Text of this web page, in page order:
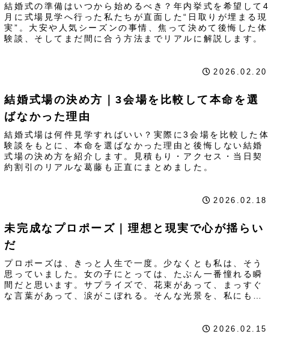
結婚式の準備はいつから始めるべき？年内挙式を希望して4
月に式場見学へ行った私たちが直面した“日取りが埋まる現
実”。大安や人気シーズンの事情、焦って決めて後悔した体
験談、そしてまだ間に合う方法までリアルに解説します。
2026.02.20
結婚式場の決め方｜3会場を比較して本命を選
ばなかった理由
結婚式場は何件見学すればいい？実際に3会場を比較した体
験談をもとに、本命を選ばなかった理由と後悔しない結婚
式場の決め方を紹介します。見積もり・アクセス・当日契
約割引のリアルな葛藤も正直にまとめました。
2026.02.18
未完成なプロポーズ｜理想と現実で心が揺らい
だ
プロポーズは、きっと人生で一度。少なくとも私は、そう
思っていました。女の子にとっては、たぶん一番憧れる瞬
間だと思います。サプライズで、花束があって、まっすぐ
な言葉があって、涙がこぼれる。そんな光景を、私にもい
2026.02.15